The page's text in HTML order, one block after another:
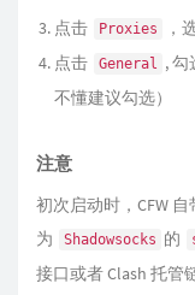
点击
Proxies ，
点击
General , 勾
不懂建议勾选）
注意
初次启动时，CFW
为
Shadowsocks 的
接口或者 Clash 托管